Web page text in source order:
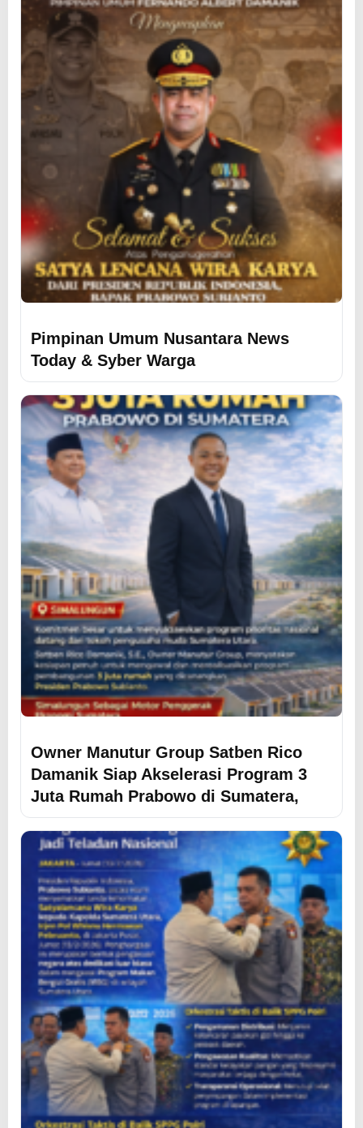
Pimpinan Umum Nusantara News
Today & Syber Warga
Owner Manutur Group Satben Rico
Damanik Siap Akselerasi Program 3
Juta Rumah Prabowo di Sumatera,